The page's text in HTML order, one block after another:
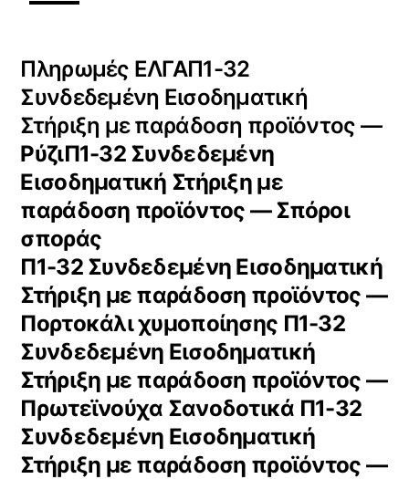
Πληρωμές ΕΛΓΑΠ1-32
Συνδεδεμένη Εισοδηματική
Στήριξη με παράδοση προϊόντος —
ΡύζιΠ1-32 Συνδεδεμένη
Εισοδηματική Στήριξη με
παράδοση προϊόντος — Σπόροι
σποράς
Π1-32 Συνδεδεμένη Εισοδηματική
Στήριξη με παράδοση προϊόντος —
Πορτοκάλι χυμοποίησης Π1-32
Συνδεδεμένη Εισοδηματική
Στήριξη με παράδοση προϊόντος —
Πρωτεϊνούχα Σανοδοτικά Π1-32
Συνδεδεμένη Εισοδηματική
Στήριξη με παράδοση προϊόντος —